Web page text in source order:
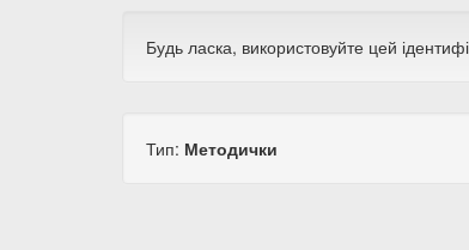
Будь ласка, використовуйте цей
Тип: Методички